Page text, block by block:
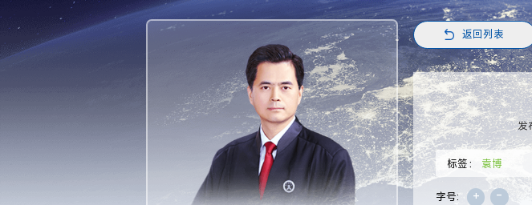
返回列表
发
标签： 袁博
字号: + -